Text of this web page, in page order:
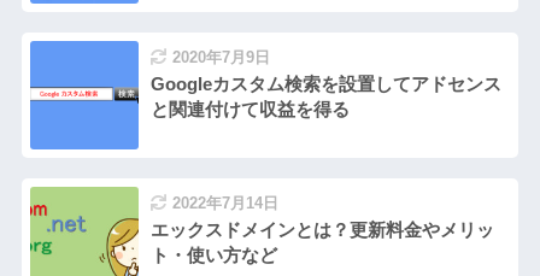
2020年7月9日
Googleカスタム検索を設置してアドセンス
と関連付けて収益を得る
2022年7月14日
エックスドメインとは？更新料金やメリッ
ト・使い方など